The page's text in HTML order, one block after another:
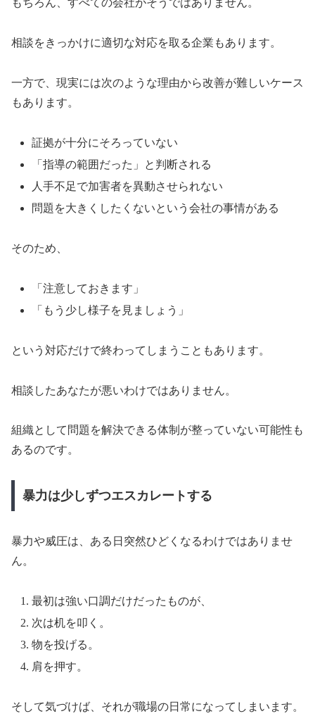
もちろん、すべての会社がそうではありません。
相談をきっかけに適切な対応を取る企業もあります。
一方で、現実には次のような理由から改善が難しいケース
もあります。
証拠が十分にそろっていない
「指導の範囲だった」と判断される
人手不足で加害者を異動させられない
問題を大きくしたくないという会社の事情がある
そのため、
「注意しておきます」
「もう少し様子を見ましょう」
という対応だけで終わってしまうこともあります。
相談したあなたが悪いわけではありません。
組織として問題を解決できる体制が整っていない可能性も
あるのです。
暴力は少しずつエスカレートする
暴力や威圧は、ある日突然ひどくなるわけではありませ
ん。
最初は強い口調だけだったものが、
次は机を叩く。
物を投げる。
肩を押す。
そして気づけば、それが職場の日常になってしまいます。